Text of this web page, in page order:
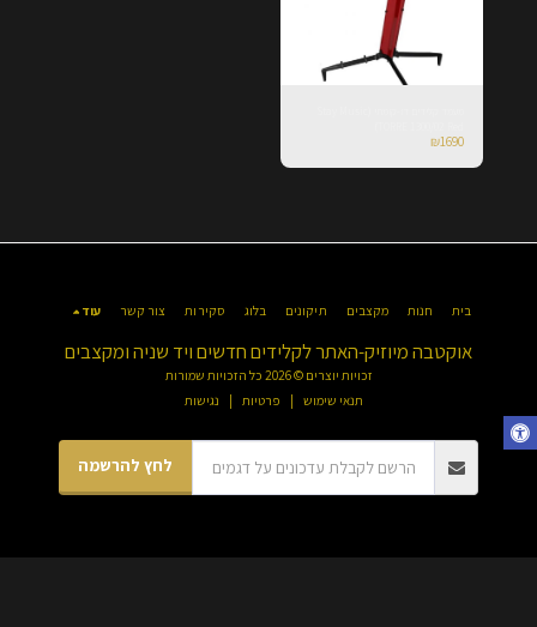
₪1690
אוקטבה מיוזיק-האתר לקלידים חדשים ויד שניה ומקצבים
זכויות יוצרים © 2026 כל הזכויות שמורות
תנאי שימוש | פרטיות | נגישות
בית חנות מקצבים תיקונים בלוג סקירות צור קשר עוד
לחץ להרשמה